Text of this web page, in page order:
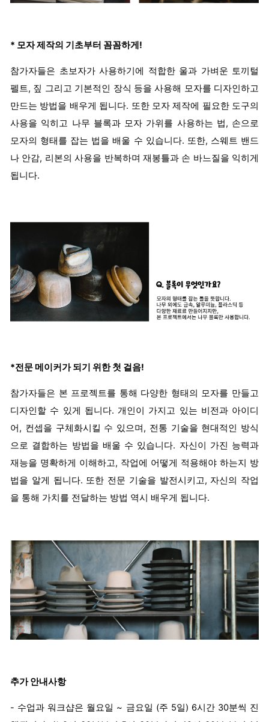
* 모자 제작의 기초부터 꼼꼼하게!
참가자들은 초보자가 사용하기에 적합한 울과 가벼운 토끼털
펠트, 짚 그리고 기본적인 장식 등을 사용해 모자를 디자인하고
만드는 방법을 배우게 됩니다. 또한 모자 제작에 필요한 도구의
사용을 익히고 나무 블록과 모자 가위를 사용하는 법, 손으로
모자의 형태를 잡는 법을 배울 수 있습니다. 또한, 스웨트 밴드
나 안감, 리본의 사용을 반복하며 재봉틀과 손 바느질을 익히게
됩니다.
*전문 메이커가 되기 위한 첫 걸음!
참가자들은 본 프로젝트를 통해 다양한 형태의 모자를 만들고
디자인할 수 있게 됩니다. 개인이 가지고 있는 비전과 아이디
어, 컨셉을 구체화시킬 수 있으며, 전통 기술을 현대적인 방식
으로 결합하는 방법을 배울 수 있습니다. 자신이 가진 능력과
재능을 명확하게 이해하고, 작업에 어떻게 적용해야 하는지 방
법을 알게 됩니다. 또한 전문 기술을 발전시키고, 자신의 작업
을 통해 가치를 전달하는 방법 역시 배우게 됩니다.
추가 안내사항
- 수업과 워크샵은 월요일 ~ 금요일 (주 5일) 6시간30분씩 진